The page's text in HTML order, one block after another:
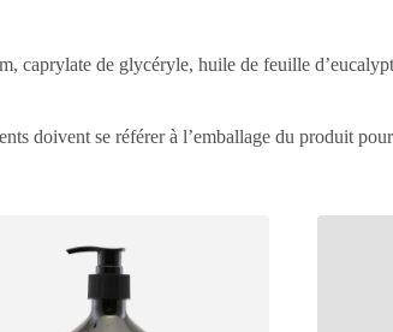
caprylate de glycéryle, huile de feuille
doivent se référer à l’emballage du produit